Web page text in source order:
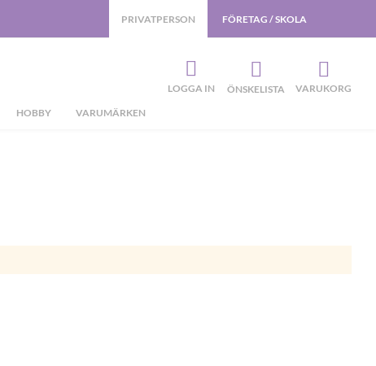
HOBBY VARUMÄRKEN
PRIVATPERSON FÖRETAG / SKOLA
LOGGA IN ÖNSKELISTA VARUKORG